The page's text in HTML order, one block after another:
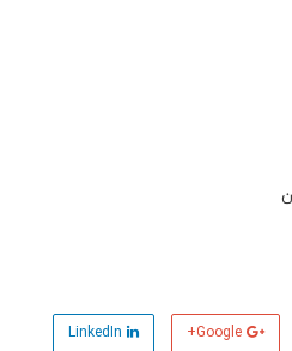
Google+
LinkedIn